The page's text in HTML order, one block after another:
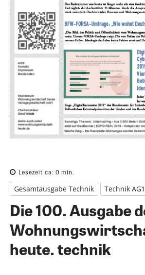
Lesezeit ca: 0 min.
Gesamtausgabe Technik Technik
Die 100. Ausgabe
heute. technik